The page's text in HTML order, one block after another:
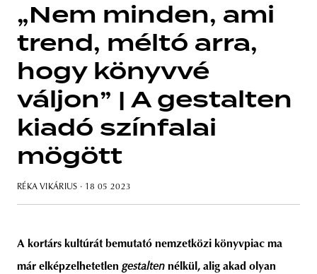
budapest poland branding
„Nem minden, ami
trend, méltó arra,
hogy könyvvé
váljon” | A gestalten
kiadó színfalai
mögött
RÉKA VIKÁRIUS · 18 05 2023
A kortárs kultúrát bemutató nemzetközi könyvpiac ma
már elképzelhetetlen gestalten nélkül, alig akad olyan